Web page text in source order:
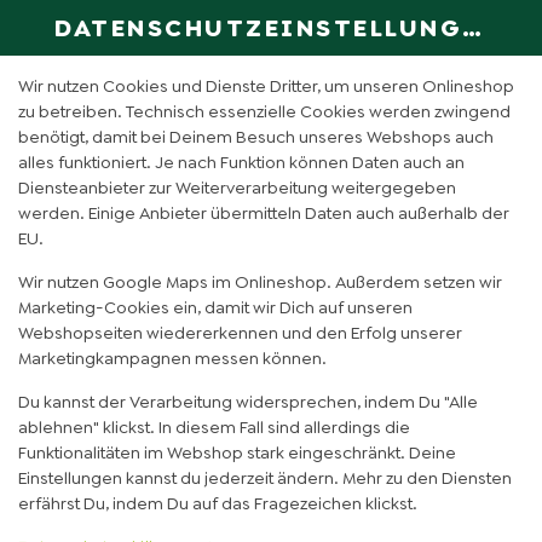
DATENSCHUTZEINSTELLUNGEN
Wir nutzen Cookies und Dienste Dritter, um unseren Onlineshop
zu betreiben. Technisch essenzielle Cookies werden zwingend
benötigt, damit bei Deinem Besuch unseres Webshops auch
alles funktioniert. Je nach Funktion können Daten auch an
Diensteanbieter zur Weiterverarbeitung weitergegeben
werden. Einige Anbieter übermitteln Daten auch außerhalb der
EU.
Wir nutzen Google Maps im Onlineshop. Außerdem setzen wir
Marketing-Cookies ein, damit wir Dich auf unseren
Webshopseiten wiedererkennen und den Erfolg unserer
Marketingkampagnen messen können.
Du kannst der Verarbeitung widersprechen, indem Du "Alle
ablehnen" klickst. In diesem Fall sind allerdings die
Funktionalitäten im Webshop stark eingeschränkt. Deine
Einstellungen kannst du jederzeit ändern. Mehr zu den Diensten
erfährst Du, indem Du auf das Fragezeichen klickst.
DE
BLUE BLOOM (0,5L)